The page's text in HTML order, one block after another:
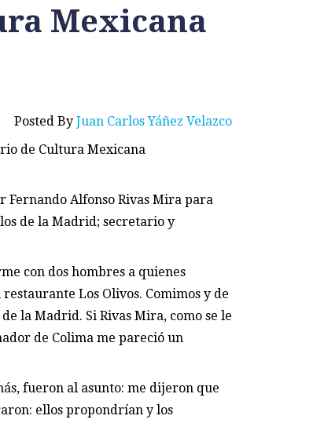
Mexicana
Posted By Juan Carlos Yáñez Velazco
de Cultura Mexicana
Fernando Alfonso Rivas Mira para
de la Madrid; secretario y
con dos hombres a quienes
Los Olivos. Comimos y de
la Madrid. Si Rivas Mira, como se le
de Colima me pareció un
fueron al asunto: me dijeron que
ellos propondrían y los